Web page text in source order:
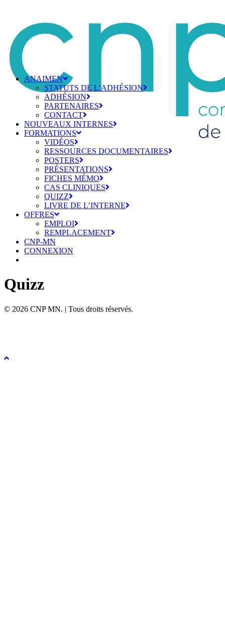
ANAIMEN
STATUTS DE L’ADHÉSION
ADHÉSION
PARTENAIRES
CONTACT
NOUVEAUX INTERNES
FORMATIONS
VIDÉOS
RESSOURCES DOCUMENTAIRES
POSTERS
PRÉSENTATIONS
FICHES MÉMO
CAS CLINIQUES
QUIZZ
LIVRE DE L’INTERNE
OFFRES
EMPLOI
REMPLACEMENT
CNP-MN
CONNEXION
Quizz
© 2026 CNP MN. | Tous droits réservés.